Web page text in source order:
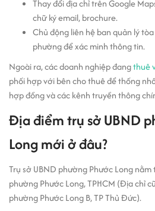
Thay đổi địa chỉ trên Google
chữ ký email, brochure.
Chủ động liên hệ ban quản lý
phường để xác minh thông tin.
Ngoài ra, các doanh nghiệp đangthuê
phối hợp với bên cho thuê để thống
hợp đồng và các kênh truyền thông
Địa điểm trụ sở UBND
Long mới ở đâu?
Trụ sở UBND phường Phước Long
phường Phước Long, TPHCM (Địa chỉ
phường Phước Long B, TP Thủ Đức).